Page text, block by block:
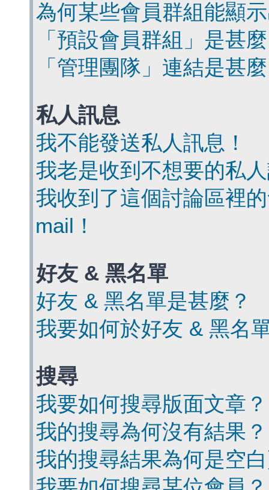
為何某些會員群組能顯
「預設會員群組」是甚
「管理團隊」連結是甚
私人訊息
我不能發送私人訊息！
我老是收到不想要的私
我收到了這個討論區裡
mail！
好友 & 黑名單
好友 & 黑名單是甚麼？
我要如何於好友 & 黑名
搜尋
我要如何搜尋版面文章？
我的搜尋為何沒有結果？
我的搜尋結果為何是空